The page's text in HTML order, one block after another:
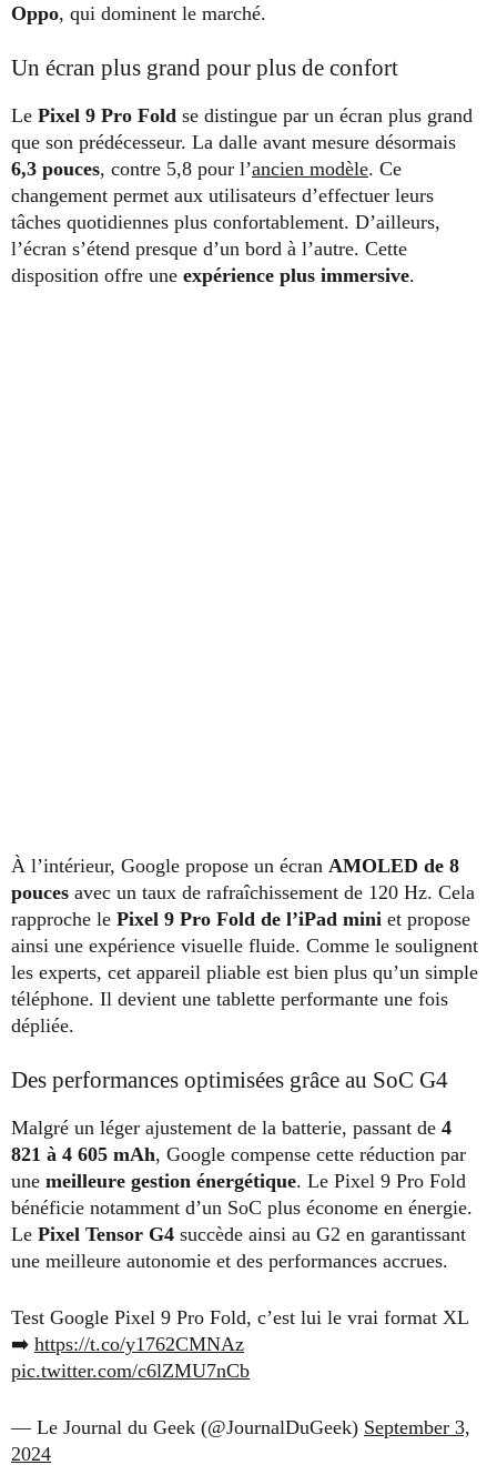
Oppo, qui dominent le marché.
Un écran plus grand pour plus de confort
Le Pixel 9 Pro Fold se distingue par un écran plus grand
que son prédécesseur. La dalle avant mesure désormais
6,3 pouces, contre 5,8 pour l’ancien modèle. Ce
changement permet aux utilisateurs d’effectuer leurs
tâches quotidiennes plus confortablement. D’ailleurs,
l’écran s’étend presque d’un bord à l’autre. Cette
disposition offre une expérience plus immersive.
À l’intérieur, Google propose un écran AMOLED de 8
pouces avec un taux de rafraîchissement de 120 Hz. Cela
rapproche le Pixel 9 Pro Fold de l’iPad mini et propose
ainsi une expérience visuelle fluide. Comme le soulignent
les experts, cet appareil pliable est bien plus qu’un simple
téléphone. Il devient une tablette performante une fois
dépliée.
Des performances optimisées grâce au SoC G4
Malgré un léger ajustement de la batterie, passant de 4
821 à 4 605 mAh, Google compense cette réduction par
une meilleure gestion énergétique. Le Pixel 9 Pro Fold
bénéficie notamment d’un SoC plus économe en énergie.
Le Pixel Tensor G4 succède ainsi au G2 en garantissant
une meilleure autonomie et des performances accrues.
Test Google Pixel 9 Pro Fold, c’est lui le vrai format XL
➡️ https://t.co/y1762CMNAz
pic.twitter.com/c6lZMU7nCb
— Le Journal du Geek (@JournalDuGeek) September 3,
2024